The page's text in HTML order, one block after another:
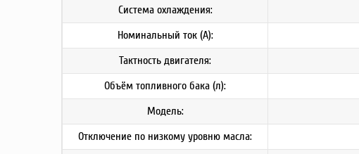
Система охлаждения:
Номинальный ток (А):
Тактность двигателя:
Объём топливного бака (л):
Модель:
Отключение по низкому уровню масла: